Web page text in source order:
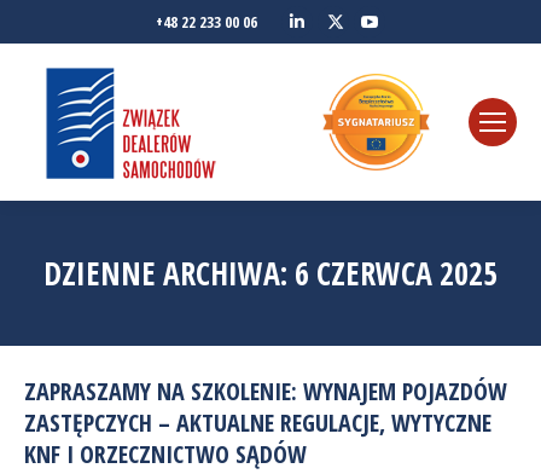
+48 22 233 00 06
Linkedin
Twitter
DZIENNE ARCHIWA: 6 CZERWCA 2025
ZAPRASZAMY NA SZKOLENIE: WYNAJEM POJAZDÓW
ZASTĘPCZYCH – AKTUALNE REGULACJE, WYTYCZNE
KNF I ORZECZNICTWO SĄDÓW